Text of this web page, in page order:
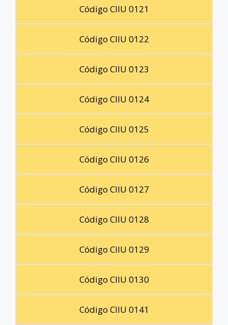
Código CIIU 0121
Código CIIU 0122
Código CIIU 0123
Código CIIU 0124
Código CIIU 0125
Código CIIU 0126
Código CIIU 0127
Código CIIU 0128
Código CIIU 0129
Código CIIU 0130
Código CIIU 0141